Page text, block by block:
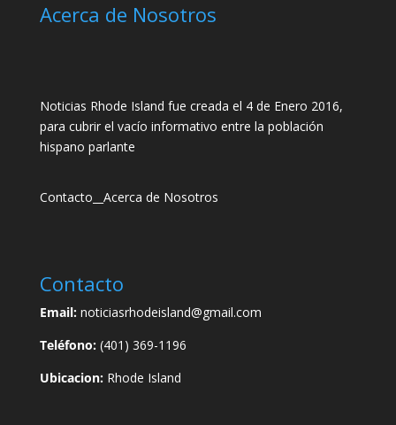
Acerca de Nosotros
Noticias Rhode Island fue creada el 4 de Enero 2016,
para cubrir el vacío informativo entre la población
hispano parlante
Contacto Acerca de Nosotros
Contacto
Email:noticiasrhodeisland@gmail.com
Teléfono:(401) 369-1196
Ubicacion:Rhode Island